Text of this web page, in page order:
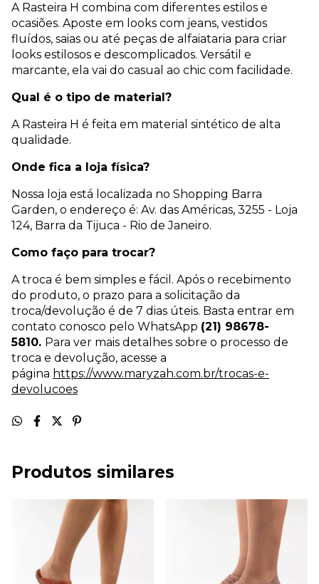
A Rasteira H combina com diferentes estilos e
ocasiões. Aposte em looks com jeans, vestidos
fluídos, saias ou até peças de alfaiataria para criar
looks estilosos e descomplicados. Versátil e
marcante, ela vai do casual ao chic com facilidade.
Qual é o tipo de material?
A Rasteira H é feita em material sintético de alta
qualidade.
Onde fica a loja física?
Nossa loja está localizada no Shopping Barra
Garden, o endereço é: Av. das Américas, 3255 - Loja
124, Barra da Tijuca - Rio de Janeiro.
Como faço para trocar?
A troca é bem simples e fácil. Após o recebimento
do produto, o prazo para a solicitação da
troca/devolução é de 7 dias úteis. Basta entrar em
contato conosco pelo WhatsApp (21) 98678-
5810. Para ver mais detalhes sobre o processo de
troca e devolução, acesse a
página https://www.maryzah.com.br/trocas-e-
devolucoes
Produtos similares